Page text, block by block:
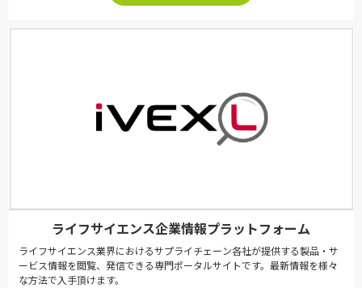
ライフサイエンス企業情報プラットフォーム
ライフサイエンス業界におけるサプライチェーン各社が提供する製品・サ
ービス情報を閲覧、発信できる専門ポータルサイトです。最新情報を様々
な方法で入手頂けます。